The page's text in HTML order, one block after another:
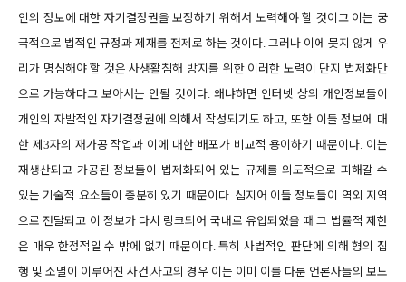
인의 정보에 대한 자기결정권을 보장하기 위해서 노력해야 할 것이고 이는 궁
극적으로 법적인 규정과 제재를 전제로 하는 것이다. 그러나 이에 못지 않게 우
리가 명심해야 할 것은 사생활침해 방지를 위한 이러한 노력이 단지 법제화만
으로 가능하다고 보아서는 안될 것이다. 왜냐하면 인터넷 상의 개인정보들이
개인의 자발적인 자기결정권에 의해서 작성되기도 하고,또한 이들 정보에 대
한 제3자의 재가공 작업과 이에 대한 배포가 비교적 용이하기 때문이다. 이는
재생산되고 가공된 정보들이 법제화되어 있는 규제를 의도적으로 피해갈 수
있는 기술적 요소들이 충분히 있기 때문이다. 심지어 이들 정보들이 역외 지역
으로 전달되고 이 정보가 다시 링크되어 국내로 유입되었을 때 그 법률적 제한
은 매우 한정적일 수 밖에 없기 때문이다.특히 사법적인 판단에 의해 형의 집
행 및 소멸이 이루어진 사건․사고의 경우 이는 이미 이를 다룬 언론사들의 보도